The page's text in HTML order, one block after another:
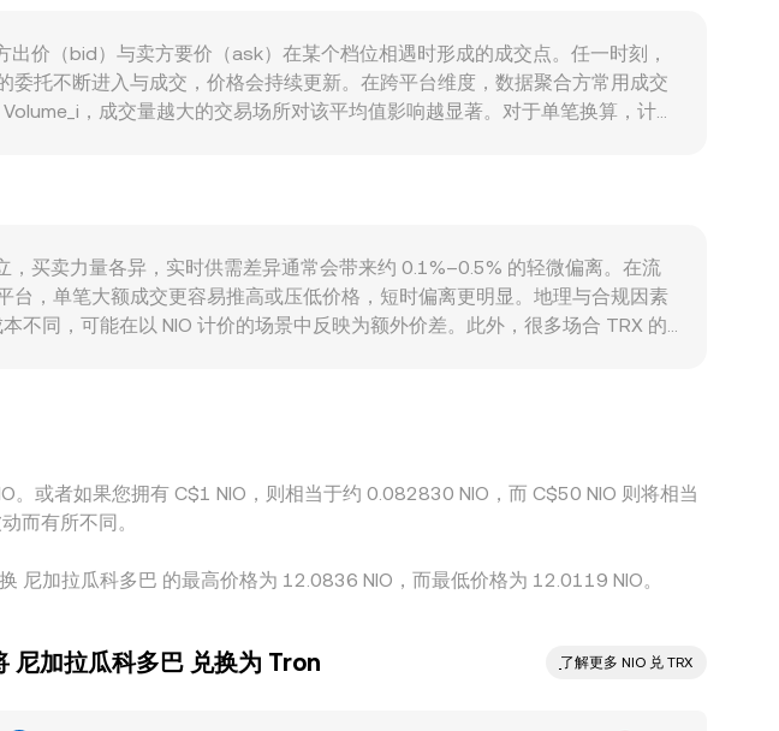
价（bid）与卖方要价（ask）在某个档位相遇时形成的成交点。任一时刻，
托不断进入与成交，价格会持续更新。在跨平台维度，数据聚合方常用成交
，成交量越大的交易场所对该平均值影响越显著。对于单笔换算，计算
两种资产的储备量，价格近似等于 y/x；当有较大规模的买卖时，会沿曲线滑
心化报价，从而影响 TRX/NIO 的综合定价。
买卖力量各异，实时供需差异通常会带来约 0.1%–0.5% 的轻微偏离。在流
，单笔大额成交更容易推高或压低价格，短时偏离更明显。地理与合规因素
同，可能在以 NIO 计价的场景中反映为额外价差。此外，很多场合 TRX 的
或者如果您拥有 C$1 NIO，则相当于约 0.082830 NIO，而 C$50 NIO 则将相当
而有所不同。
加拉瓜科多巴 的最高价格为 12.0836 NIO，而最低价格为 12.0119 NIO。
尼加拉瓜科多巴 兑换为 Tron ִִִִִִִִִִִִִִִִִִִִִִִִִִִִִִִִִִִִִִִִִִִִִִִ了解更多 NIO 兑 TRX